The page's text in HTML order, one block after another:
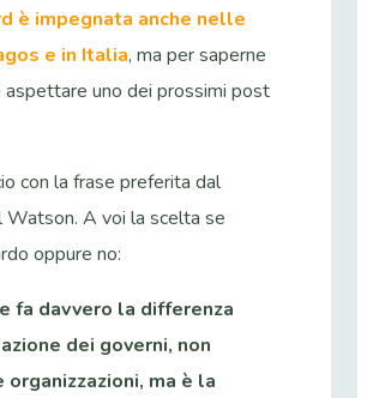
è impegnata anche nelle
e in Italia, ma per saperne
uno dei prossimi post
con la frase preferita dal
Watson. A voi la scelta se
oppure no:
fa davvero la differenza
dei governi, non
organizzazioni, ma è la